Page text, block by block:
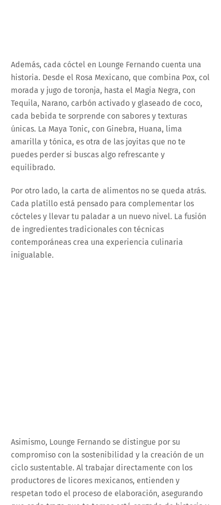
Además, cada cóctel en Lounge Fernando cuenta una
historia. Desde el Rosa Mexicano, que combina Pox, col
morada y jugo de toronja, hasta el Magia Negra, con
Tequila, Narano, carbón activado y glaseado de coco,
cada bebida te sorprende con sabores y texturas
únicas. La Maya Tonic, con Ginebra, Huana, lima
amarilla y tónica, es otra de las joyitas que no te
puedes perder si buscas algo refrescante y
equilibrado.
Por otro lado, la carta de alimentos no se queda atrás.
Cada platillo está pensado para complementar los
cócteles y llevar tu paladar a un nuevo nivel. La fusión
de ingredientes tradicionales con técnicas
contemporáneas crea una experiencia culinaria
inigualable.
Asimismo, Lounge Fernando se distingue por su
compromiso con la sostenibilidad y la creación de un
ciclo sustentable. Al trabajar directamente con los
productores de licores mexicanos, entienden y
respetan todo el proceso de elaboración, asegurando